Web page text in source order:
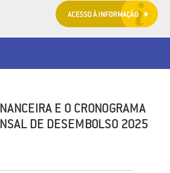
E O CRONOGRAMA
DE DESEMBOLSO 2025